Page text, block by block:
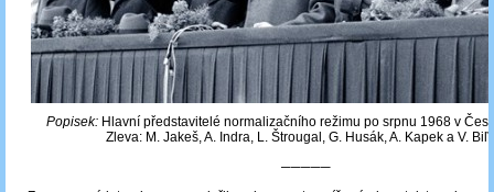
Popisek: Hlavní představitelé normalizačního režimu po srpnu 1968 v
Zleva: M. Jakeš, A. Indra, L. Štrougal, G. Husák, A. Kapek a V.
─────